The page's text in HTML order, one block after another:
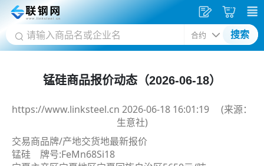
搜索
发
供
采
购
锰硅商品报价动态（2026-06-18）
https://www.linksteel.cn 2026-06-18 16:01:19 (来源：
生意社)
交易商品牌/产地交货地最新报价
锰硅 牌号:FeMn68Si18